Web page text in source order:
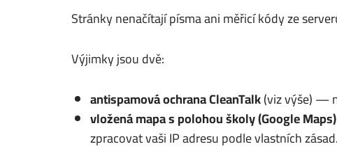
Stránky nenačítají písma ani měřicí kódy ze
Výjimky jsou dvě:
antispamová ochrana CleanTalk(viz výše) —
vložená mapa s polohou školy (Google Maps)
zpracovat vaši IP adresu podle vlastních zásad.